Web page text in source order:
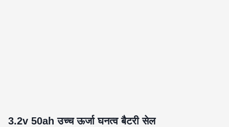
3.2v 50ah उच्च ऊर्जा घनत्व बैटरी सेल